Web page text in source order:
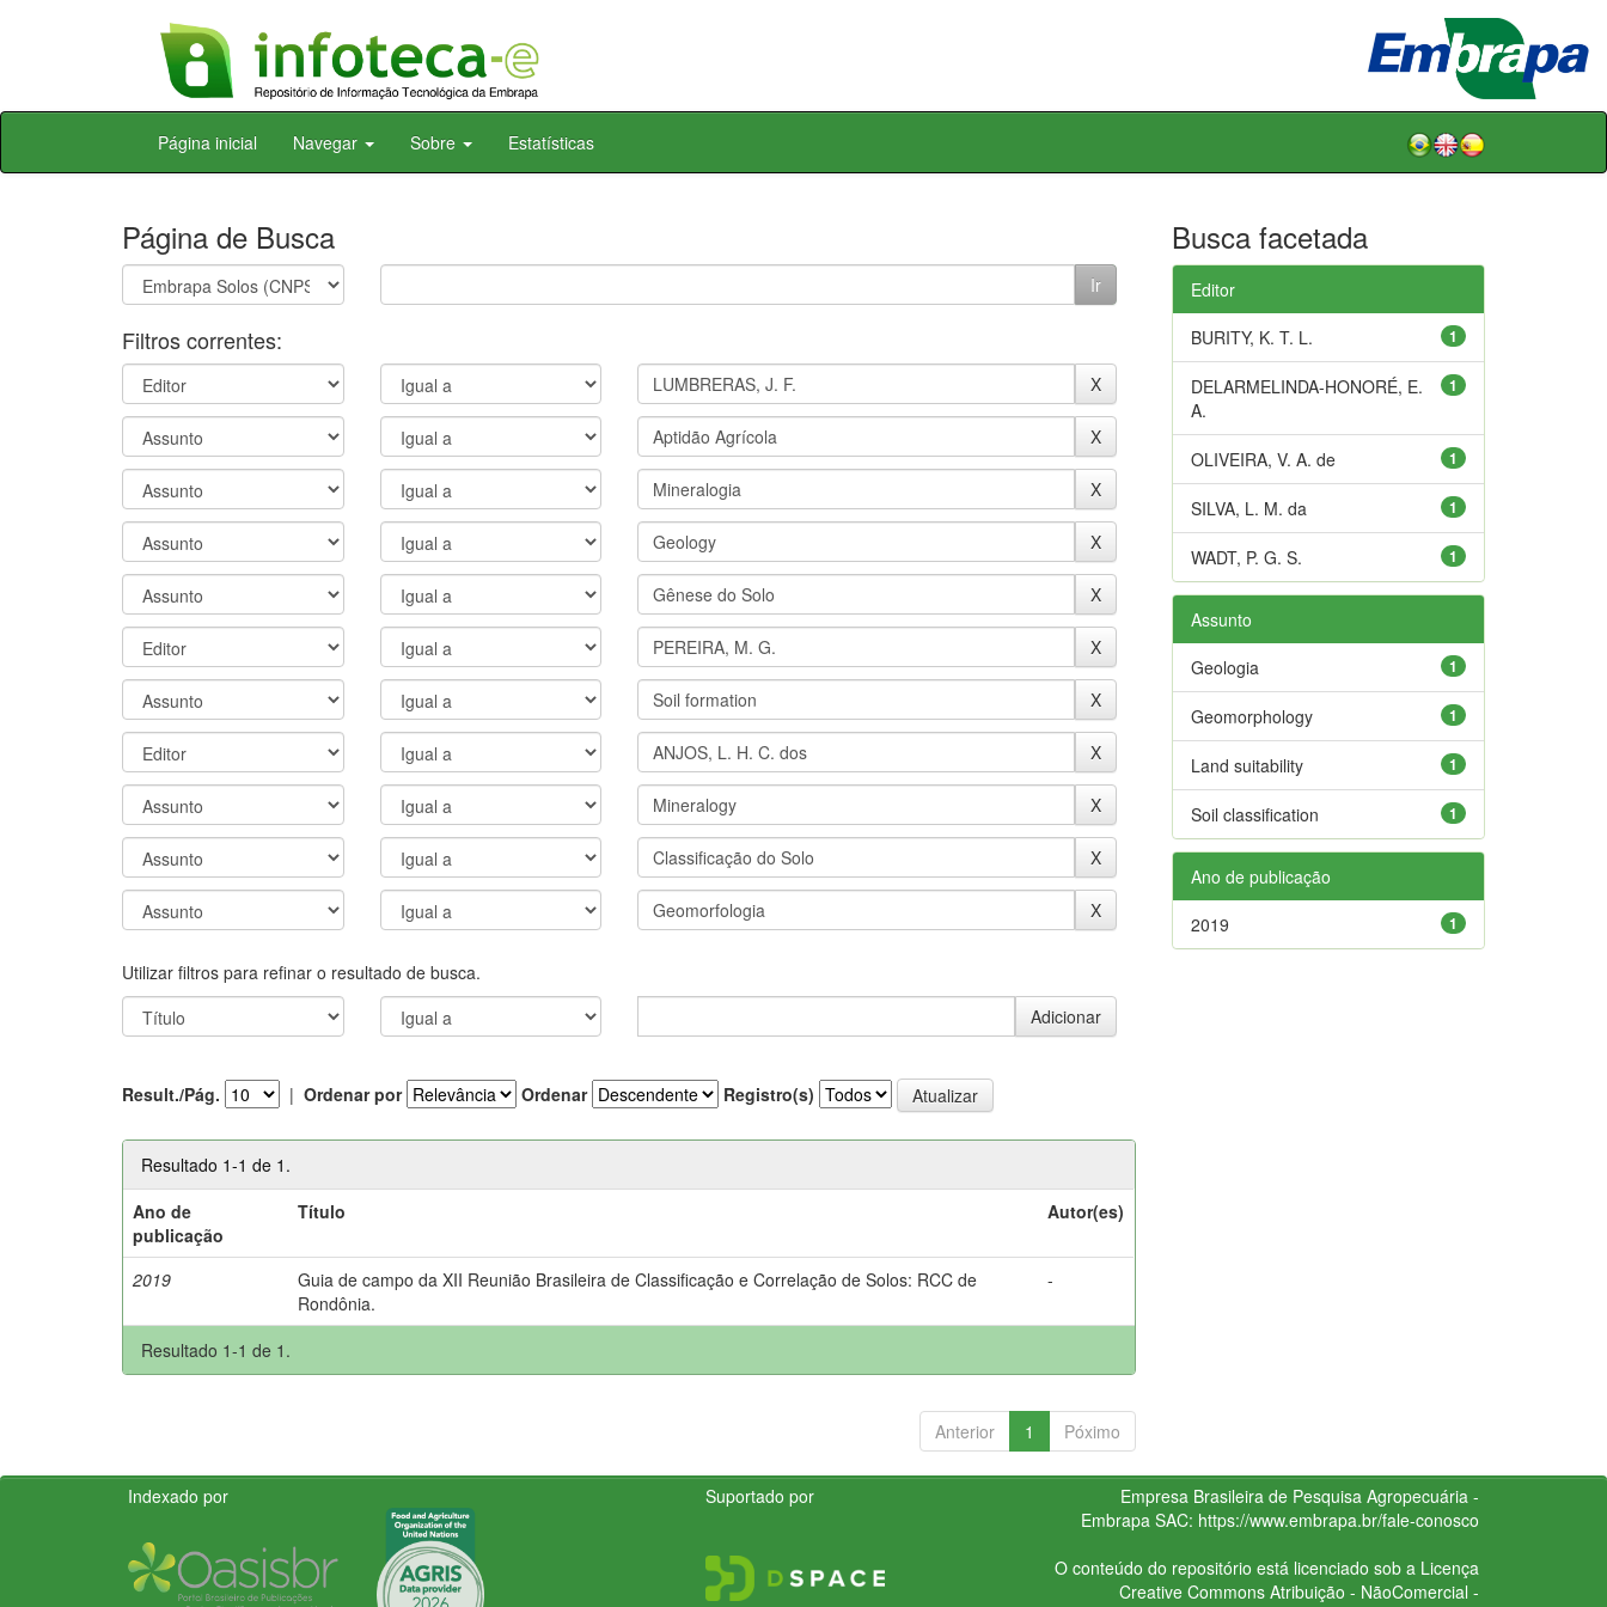
Skip
Página inicial Navegar Sobre Estatísticas
Página de Busca
Filtros correntes:
Utilizar filtros para refinar o resultado de busca.
Result./Pág. | Ordenar por Ordenar Registro(s)
Resultado 1-1 de 1.
Ano de
publicação
Título Autor(es)
2019
Guia de campo da XII Reunião Brasileira de Classificação e Correlação de Solos: RCC de
Rondônia.
-
Resultado 1-1 de 1.
Anterior 1 Póximo
Busca facetada
Editor
1
BURITY, K. T. L.
1
DELARMELINDA-HONORÉ, E.
A.
1
OLIVEIRA, V. A. de
1
SILVA, L. M. da
1
WADT, P. G. S.
Assunto
1
Geologia
1
Geomorphology
1
Land suitability
1
Soil classification
Ano de publicação
1
2019
Indexado por Suportado por
Empresa Brasileira de Pesquisa Agropecuária -
Embrapa SAC: https://www.embrapa.br/fale-conosco
O conteúdo do repositório está licenciado sob a Licença
Creative CommonsAtribuição - NãoComercial -